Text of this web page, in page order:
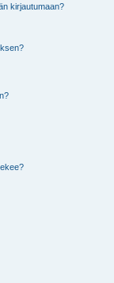
kirjautumaan?